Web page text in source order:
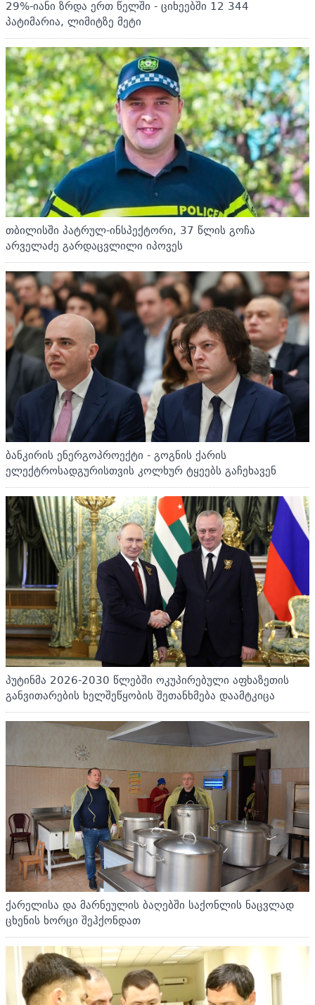
29%-იანი ზრდა ერთ წელში - ციხეებში 12 344
პატიმარია, ლიმიტზე მეტი
თბილისში პატრულ-ინსპექტორი, 37 წლის გოჩა
არველაძე გარდაცვლილი იპოვეს
ბანკირის ენერგოპროექტი - გოგნის ქარის
ელექტროსადგურისთვის კოლხურ ტყეებს გაჩეხავენ
პუტინმა 2026-2030 წლებში ოკუპირებული აფხაზეთის
განვითარების ხელშეწყობის შეთანხმება დაამტკიცა
ქარელისა და მარნეულის ბაღებში საქონლის ნაცვლად
ცხენის ხორცი შეჰქონდათ